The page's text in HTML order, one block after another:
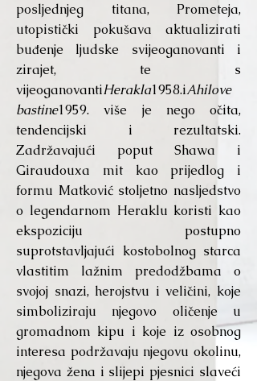
posljednjeg titana, Prometeja,
utopistički pokušava aktualizirati
buđenje ljudske svijeoganovanti i
zirajet, te s
vijeoganovantiHerakla1958.iAhilove
bastine1959. više je nego očita,
tendencijski i rezultatski.
Zadržavajući poput Shawa i
Giraudouxa mit kao prijedlog i
formu Matković stoljetno nasljedstvo
o legendarnom Heraklu koristi kao
ekspoziciju postupno
suprotstavljajući kostobolnog starca
vlastitim lažnim predodžbama o
svojoj snazi, herojstvu i veličini, koje
simboliziraju njegovo oličenje u
gromadnom kipu i koje iz osobnog
interesa podržavaju njegovu okolinu,
njegova žena i slijepi pjesnici slaveći